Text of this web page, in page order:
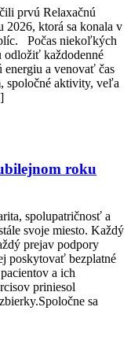
prvú Relaxačnú
ktorá sa konala v
Počas niekoľkých
každodenné
a venovať čas
spoločné aktivity, veľa
roku
spolupatričnosť a
svoje miesto. Každý
prejav podpory
poskytovať bezplatné
a ich
priniesol
sa